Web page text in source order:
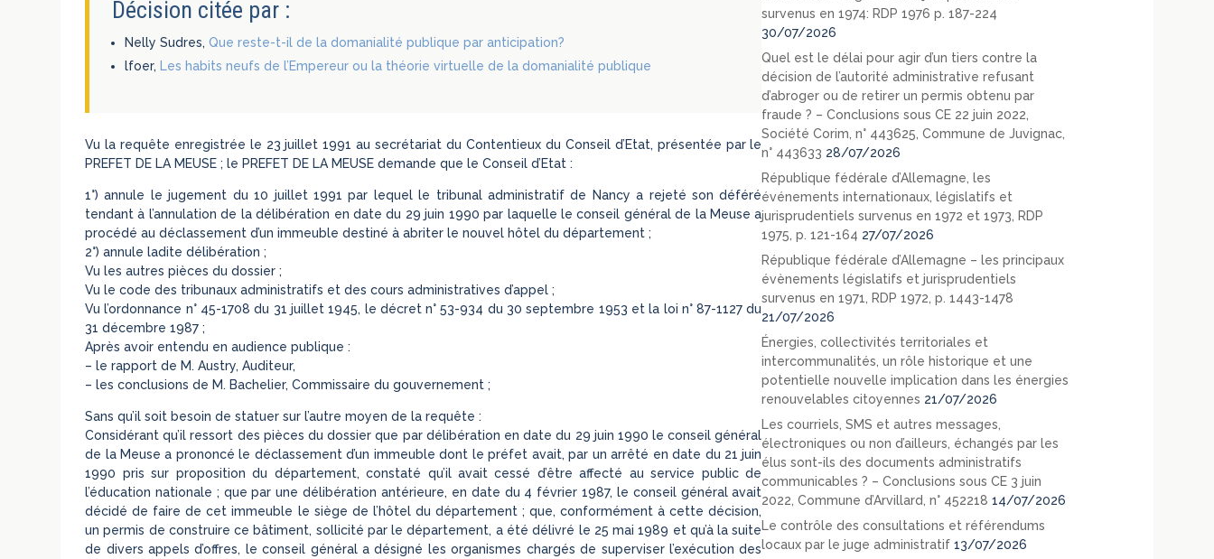
Décision citée par :
Nelly Sudres,Que reste-t-il de la domanialité publique par anticipation?
lfoer, Les habits neufs de l’Empereur ou la théorie virtuelle de la domanialité publique
Vu la requête enregistrée le 23 juillet 1991 au secrétariat du Contentieux du Conseil d’Etat, présentée par le
PREFET DE LA MEUSE ; le PREFET DE LA MEUSE demande que le Conseil d’Etat :
1°) annule le jugement du 10 juillet 1991 par lequel le tribunal administratif de Nancy a rejeté son déféré
tendant à l’annulation de la délibération en date du 29 juin 1990 par laquelle le conseil général de la Meuse a
procédé au déclassement d’un immeuble destiné à abriter le nouvel hôtel du département ;
2°) annule ladite délibération ;
Vu les autres pièces du dossier ;
Vu le code des tribunaux administratifs et des cours administratives d’appel ;
Vu l’ordonnance n° 45-1708 du 31 juillet 1945, le décret n° 53-934 du 30 septembre 1953 et la loi n° 87-1127 du
31 décembre 1987 ;
Après avoir entendu en audience publique :
– le rapport de M. Austry, Auditeur,
– les conclusions de M. Bachelier, Commissaire du gouvernement ;
Sans qu’il soit besoin de statuer sur l’autre moyen de la requête :
Considérant qu’il ressort des pièces du dossier que par délibération en date du 29 juin 1990 le conseil général
de la Meuse a prononcé le déclassement d’un immeuble dont le préfet avait, par un arrêté en date du 21 juin
1990 pris sur proposition du département, constaté qu’il avait cessé d’être affecté au service public de
l’éducation nationale ; que par une délibération antérieure, en date du 4 février 1987, le conseil général avait
décidé de faire de cet immeuble le siège de l’hôtel du département ; que, conformément à cette décision,
un permis de construire ce bâtiment, sollicité par le département, a été délivré le 25 mai 1989 et qu’à la suite
de divers appels d’offres, le conseil général a désigné les organismes chargés de superviser l’exécution des
survenus en 1974: RDP 1976 p. 187-224
30/07/2026
Quel est le délai pour agir d’un tiers contre la
décision de l’autorité administrative refusant
d’abroger ou de retirer un permis obtenu par
fraude ? – Conclusions sous CE 22 juin 2022,
Société Corim, n° 443625, Commune de Juvignac,
n° 443633 28/07/2026
République fédérale d’Allemagne, les
événements internationaux, législatifs et
jurisprudentiels survenus en 1972 et 1973, RDP
1975, p. 121-164 27/07/2026
République fédérale d’Allemagne – les principaux
évènements législatifs et jurisprudentiels
survenus en 1971, RDP 1972, p. 1443-1478
21/07/2026
Énergies, collectivités territoriales et
intercommunalités, un rôle historique et une
potentielle nouvelle implication dans les énergies
renouvelables citoyennes 21/07/2026
Les courriels, SMS et autres messages,
électroniques ou non d’ailleurs, échangés par les
élus sont-ils des documents administratifs
communicables ? – Conclusions sous CE 3 juin
2022, Commune d’Arvillard, n° 452218 14/07/2026
Le contrôle des consultations et référendums
locaux par le juge administratif 13/07/2026